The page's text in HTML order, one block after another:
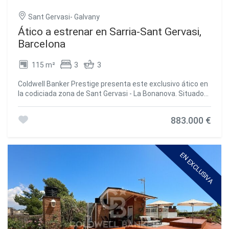
Sant Gervasi- Galvany
Ático a estrenar en Sarria-Sant Gervasi,
Barcelona
115 m² 3 3
Coldwell Banker Prestige presenta este exclusivo ático en
la codiciada zona de Sant Gervasi - La Bonanova. Situado
confort en un entorno tranquilo y bien comunicado. La
comedor, con cocina integrada, se abre a una encantadora
terraza de 12 m² que permite disfrutar de la vida al aire
libre sin perder la privacidad del hogar. Dispone de tres
dormitorios, uno de ellos en suite, además de dos baños
completos y un aseo de cortesía. La reforma ha
conservado los detalles originales de la finca, como las
molduras y la personalidad de los espacios, al mismo
tiempo que incorpora acabados modernos: carpintería de
883.000 €
EN EXCLUSIVA